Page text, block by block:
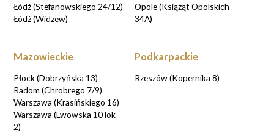
Łódź (Stefanowskiego 24/12)
Łódź (Widzew)
Opole (Książąt Opolskich
34A)
Mazowieckie
Płock (Dobrzyńska 13)
Radom (Chrobrego 7/9)
Warszawa (Krasińskiego 16)
Warszawa (Lwowska 10 lok
2)
Podkarpackie
Rzeszów (Kopernika 8)